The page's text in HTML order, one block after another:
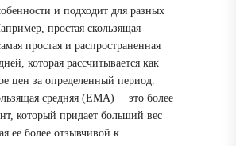
и подходит для разных
простая скользящая
простая и распространенная
которая рассчитывается как
цен за определенный период.
средняя (EMA) ─ это более
который придает больший вес
ее более отзывчивой к